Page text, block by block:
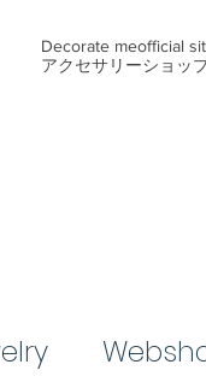
​Decorate meofficial
アクセサリーショッ